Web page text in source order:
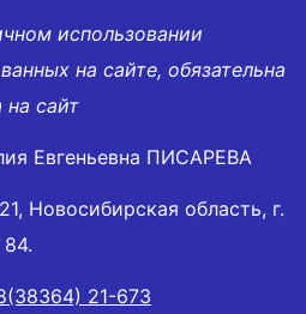
использовании
на сайте, обязательна
на сайт
Евгеньевна ПИСАРЕВА
Новосибирская область, г.
21-673